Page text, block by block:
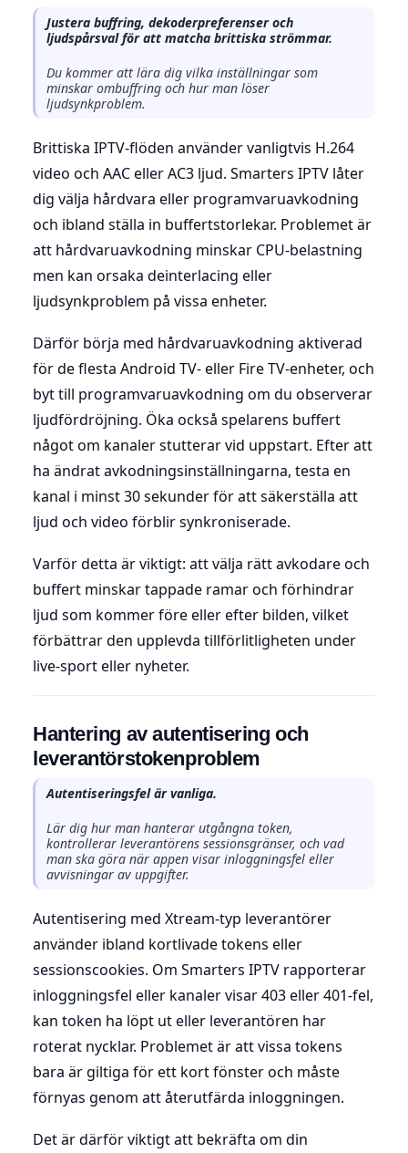
Justera buffring, dekoderpreferenser och
ljudspårsval för att matcha brittiska strömmar.
Du kommer att lära dig vilka inställningar som
minskar ombuffring och hur man löser
ljudsynkproblem.
Brittiska IPTV-flöden använder vanligtvis H.264
video och AAC eller AC3 ljud. Smarters IPTV låter
dig välja hårdvara eller programvaruavkodning
och ibland ställa in buffertstorlekar. Problemet är
att hårdvaruavkodning minskar CPU-belastning
men kan orsaka deinterlacing eller
ljudsynkproblem på vissa enheter.
Därför börja med hårdvaruavkodning aktiverad
för de flesta Android TV- eller Fire TV-enheter, och
byt till programvaruavkodning om du observerar
ljudfördröjning. Öka också spelarens buffert
något om kanaler stutterar vid uppstart. Efter att
ha ändrat avkodningsinställningarna, testa en
kanal i minst 30 sekunder för att säkerställa att
ljud och video förblir synkroniserade.
Varför detta är viktigt: att välja rätt avkodare och
buffert minskar tappade ramar och förhindrar
ljud som kommer före eller efter bilden, vilket
förbättrar den upplevda tillförlitligheten under
live-sport eller nyheter.
Hantering av autentisering och
leverantörstokenproblem
Autentiseringsfel är vanliga.
Lär dig hur man hanterar utgångna token,
kontrollerar leverantörens sessionsgränser, och vad
man ska göra när appen visar inloggningsfel eller
avvisningar av uppgifter.
Autentisering med Xtream-typ leverantörer
använder ibland kortlivade tokens eller
sessionscookies. Om Smarters IPTV rapporterar
inloggningsfel eller kanaler visar 403 eller 401-fel,
kan token ha löpt ut eller leverantören har
roterat nycklar. Problemet är att vissa tokens
bara är giltiga för ett kort fönster och måste
förnyas genom att återutfärda inloggningen.
Det är därför viktigt att bekräfta om din